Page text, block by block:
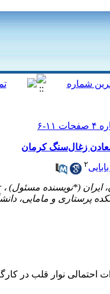
معادن زغال‌سنگ کرمان
۲
احتمالی نوار قلب در